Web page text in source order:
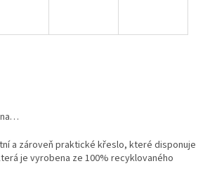
a zároveň praktické křeslo, které disponuje
je vyrobena ze 100% recyklovaného